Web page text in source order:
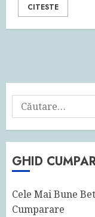
CITESTE
articole
Caută
după:
GHID
Cele Mai Bune
Cumparare